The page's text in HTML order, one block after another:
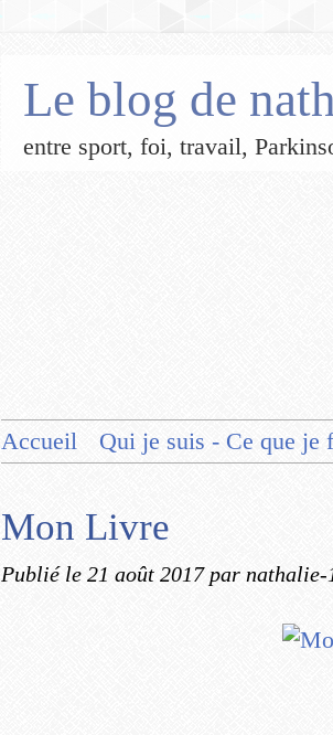
Le blog de
entre sport, foi, travail,
Accueil Qui je suis - Ce que je
Mon Livre
Publié le 21 août 2017 par nathalie-